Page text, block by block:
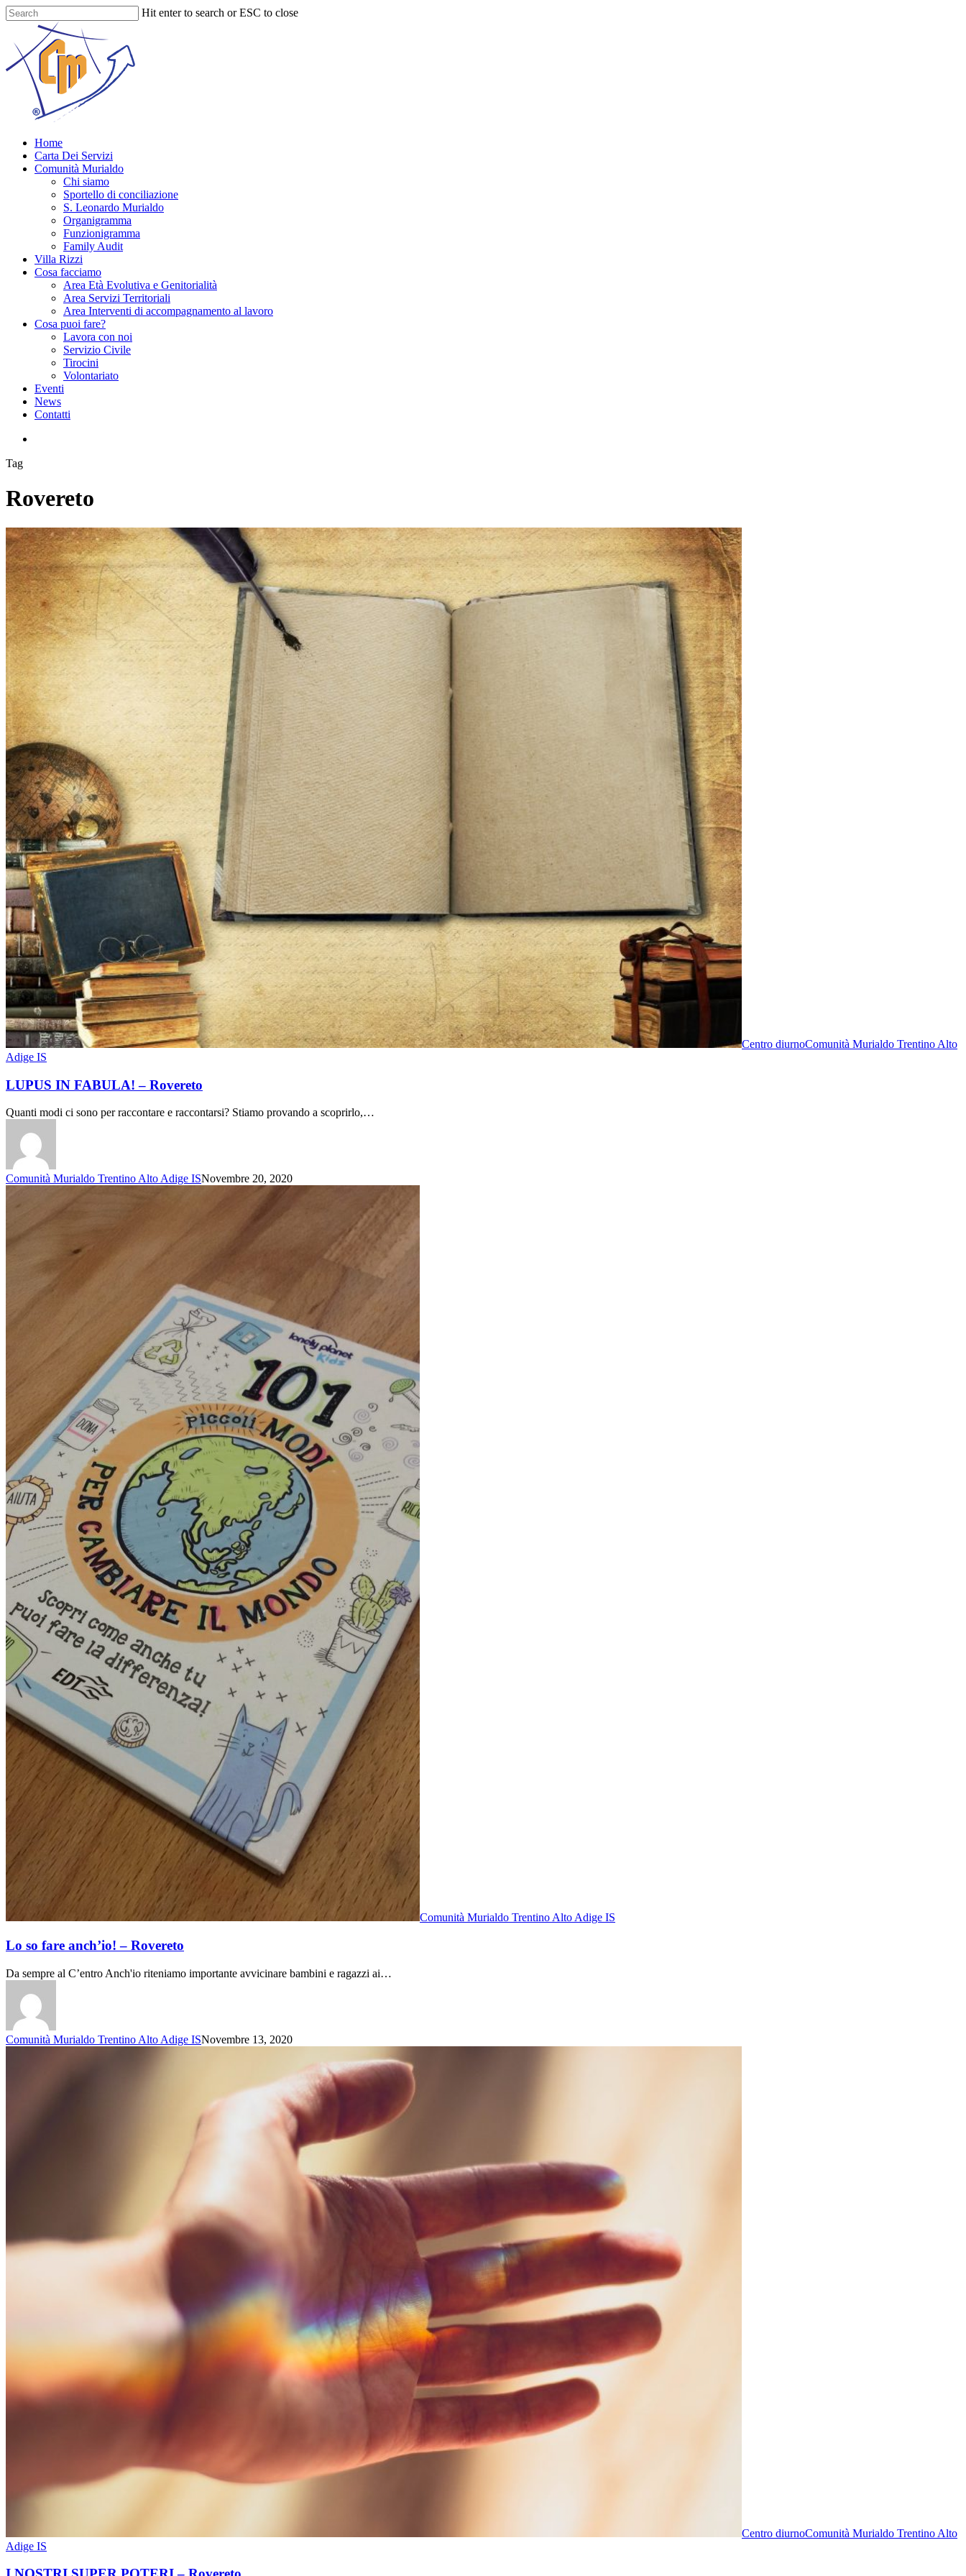
Skip
to
content
Hit enter to search or ESC to close
Menu
Home
Carta Dei Servizi
Comunità Murialdo
Chi siamo
Sportello di conciliazione
S. Leonardo Murialdo
Organigramma
Funzionigramma
Family Audit
Villa Rizzi
Cosa facciamo
Area Età Evolutiva e Genitorialità
Area Servizi Territoriali
Area Interventi di accompagnamento al lavoro
Cosa puoi fare?
Lavora con noi
Servizio Civile
Tirocini
Volontariato
Eventi
News
Contatti
Tag
Rovereto
Centro diurnoComunità Murialdo Trentino Alto
Adige IS
LUPUS IN FABULA! – Rovereto
Quanti modi ci sono per raccontare e raccontarsi? Stiamo provando a scoprirlo,…
Comunità Murialdo Trentino Alto Adige ISNovembre 20, 2020
Comunità Murialdo Trentino Alto Adige IS
Lo so fare anch’io! – Rovereto
Da sempre al C’entro Anch'io riteniamo importante avvicinare bambini e ragazzi ai…
Comunità Murialdo Trentino Alto Adige ISNovembre 13, 2020
Centro diurnoComunità Murialdo Trentino Alto
Adige IS